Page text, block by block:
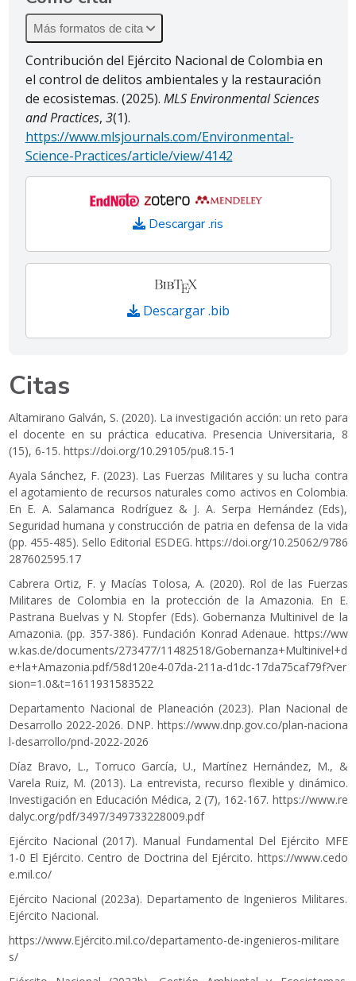
Más formatos de cita
Contribución del Ejército Nacional de Colombia en
el control de delitos ambientales y la restauración
de ecosistemas. (2025). MLS Environmental Sciences
and Practices, 3(1).
https://www.mlsjournals.com/Environmental-
Science-Practices/article/view/4142
Descargar .ris
Descargar .bib
Citas
Altamirano Galván, S. (2020). La investigación acción: un reto para
el docente en su práctica educativa. Presencia Universitaria, 8
(15), 6-15. https://doi.org/10.29105/pu8.15-1
Ayala Sánchez, F. (2023). Las Fuerzas Militares y su lucha contra
el agotamiento de recursos naturales como activos en Colombia.
En E. A. Salamanca Rodríguez & J. A. Serpa Hernández (Eds),
Seguridad humana y construcción de patria en defensa de la vida
(pp. 455-485). Sello Editorial ESDEG. https://doi.org/10.25062/9786
287602595.17
Cabrera Ortiz, F. y Macías Tolosa, A. (2020). Rol de las Fuerzas
Militares de Colombia en la protección de la Amazonia. En E.
Pastrana Buelvas y N. Stopfer (Eds). Gobernanza Multinivel de la
Amazonia. (pp. 357-386). Fundación Konrad Adenaue. https://ww
w.kas.de/documents/273477/11482518/Gobernanza+Multinivel+d
e+la+Amazonia.pdf/58d120e4-07da-211a-d1dc-17da75caf79f?ver
sion=1.0&t=1611931583522
Departamento Nacional de Planeación (2023). Plan Nacional de
Desarrollo 2022-2026. DNP. https://www.dnp.gov.co/plan-naciona
l-desarrollo/pnd-2022-2026
Díaz Bravo, L., Torruco García, U., Martínez Hernández, M., &
Varela Ruiz, M. (2013). La entrevista, recurso flexible y dinámico.
Investigación en Educación Médica, 2 (7), 162-167. https://www.re
dalyc.org/pdf/3497/349733228009.pdf
Ejército Nacional (2017). Manual Fundamental Del Ejército MFE
1-0 El Ejército. Centro de Doctrina del Ejército. https://www.cedo
e.mil.co/
Ejército Nacional (2023a). Departamento de Ingenieros Militares.
Ejército Nacional.
https://www.Ejército.mil.co/departamento-de-ingenieros-militare
s/